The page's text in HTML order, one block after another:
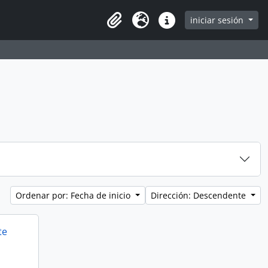
Clipboard
Idioma Enlaces rápidos
iniciar sesión
Ordenar por: Fecha de inicio Dirección: Descendente